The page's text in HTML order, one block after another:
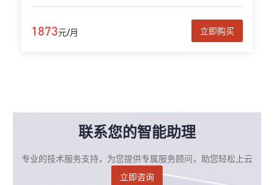
1873元/月 立即购买
联系您的智能助理
专业的技术服务支持，为您提供专属服务顾问，助您轻松上云
立即咨询